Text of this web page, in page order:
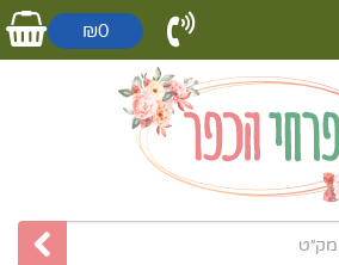
₪0